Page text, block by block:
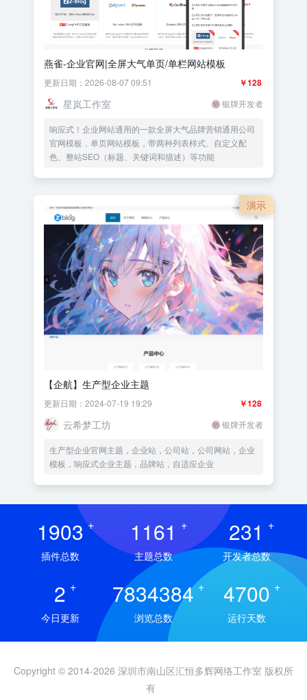
燕雀-企业官网|全屏大气单页/单栏网站模板
￥128
更新日期：2026-08-07 09:51
星岚工作室 银牌开发者
响应式！企业网站通用的一款全屏大气品牌营销通用公司
官网模板，单页网站模板，带两种列表样式、自定义配
色、整站SEO（标题、关键词和描述）等功能
演示
【企航】生产型企业主题
￥128
更新日期：2024-07-19 19:29
云希梦工坊 银牌开发者
生产型企业官网主题，企业站，公司站，公司网站，企业
模板，响应式企业主题，品牌站，自适应企业
1903 +
插件总数
1161 +
主题总数
231 +
开发者总数
2 +
今日更新
7834384 +
浏览总数
4700 +
运行天数
Copyright © 2014-2026 深圳市南山区汇恒多辉网络工作室 版权所
有